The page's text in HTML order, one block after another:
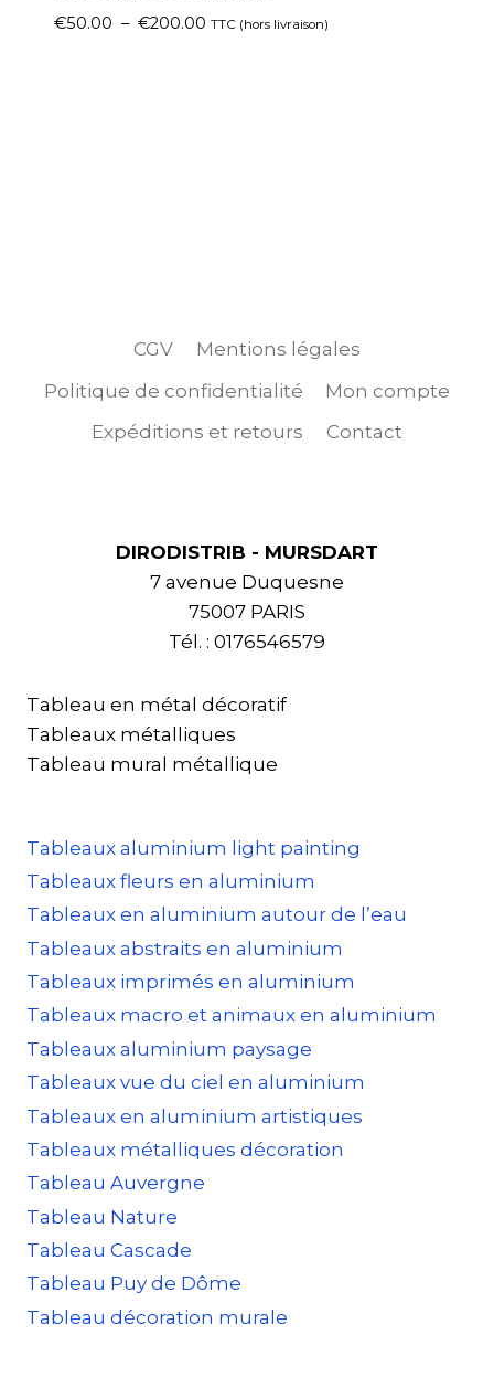
€50.00 – €200.00 TTC (hors livraison)
CGV
Mentions légales
Politique de confidentialité
Mon compte
Expéditions et retours
Contact
DIRODISTRIB - MURSDART
7 avenue Duquesne
75007 PARIS
Tél. : 0176546579
Tableau en métal décoratif
Tableaux métalliques
Tableau mural métallique
Tableaux aluminium light painting
Tableaux fleurs en aluminium
Tableaux en aluminium autour de l’eau
Tableaux abstraits en aluminium
Tableaux imprimés en aluminium
Tableaux macro et animaux en aluminium
Tableaux aluminium paysage
Tableaux vue du ciel en aluminium
Tableaux en aluminium artistiques
Tableaux métalliques décoration
Tableau Auvergne
Tableau Nature
Tableau Cascade
Tableau Puy de Dôme
Tableau décoration murale